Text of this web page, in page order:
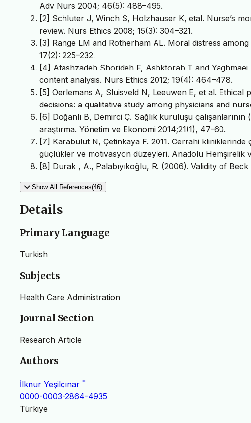
Adv Nurs 2004; 46(5): 488–495.
[2] Schluter J, Winch S, Holzhauser K, etal. Nurse’s
review. Nurs Ethics 2008; 15(3): 304–321.
[3] Range LM and Rotherham AL. Moral distress
17(2): 225–232.
[4] Atashzadeh Shorideh F, Ashktorab T and
content analysis. Nurs Ethics 2012; 19(4): 464–478.
[5] Oerlemans A, Sluisveld N, Leeuwen E, et al. Ethical
decisions: a qualitative study among physicians and
[6] Doğanlı B, Demirci Ç. Sağlık kuruluşu
araştırma. Yönetim ve Ekonomi 2014;21(1), 47-60.
[7] Karabulut N, Çetinkaya F. 2011. Cerrahi kliniklerinde
güçlükler ve motivasyon düzeyleri. Anadolu Hemşirelik
[8] Durak , A., Palabıyıkoğlu, R. (2006). Validity of
Show All References(46)
Details
Primary Language
Turkish
Subjects
Health Care Administration
Journal Section
Research Article
Authors
İlknur Yeşilçınar *
0000-0003-2864-4935
Türkiye